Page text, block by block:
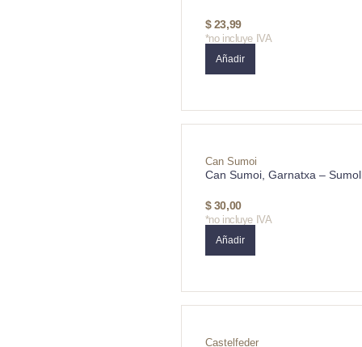
$23,99
*no incluye IVA
Añadir
Can Sumoi
Can Sumoi, Garnatxa –
$30,00
*no incluye IVA
Añadir
Castelfeder